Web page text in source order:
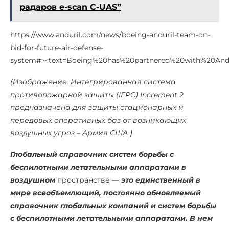
радаров e-scan C-UAS”
https://www.anduril.com/news/boeing-anduril-team-on-
bid-for-future-air-defense-
(Изображение: Интегрированная система
противопожарной защиты (IFPC) Increment 2
предназначена для защиты стационарных и
передовых оперативных баз от возникающих
воздушных угроз – Армия США )
Глобальный справочник систем борьбы с
беспилотными летательными аппаратами в
воздушном пространстве — это единственный в
мире всеобъемлющий, постоянно обновляемый
справочник глобальных компаний и систем борьбы
с беспилотными летательными аппаратами. В нем